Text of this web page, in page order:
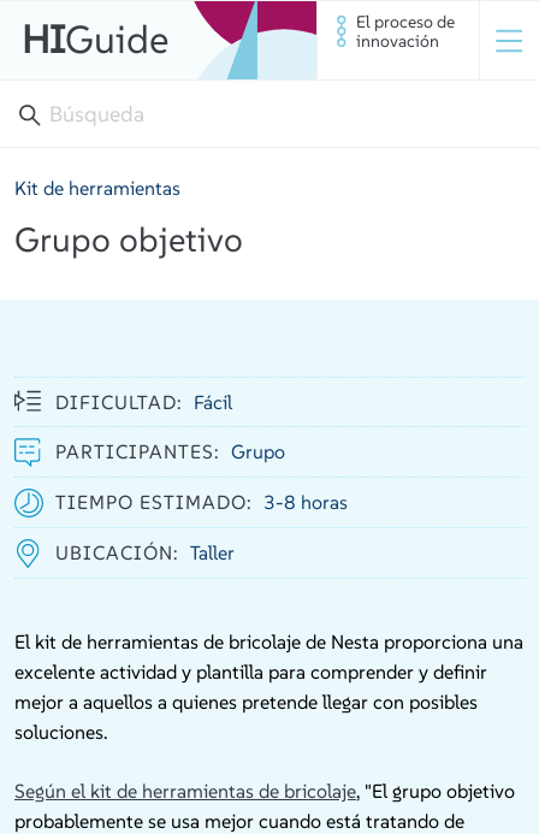
HIGuide
El proceso de
innovación
Kit de herramientas
Grupo objetivo
DIFICULTAD: Fácil
PARTICIPANTES: Grupo
TIEMPO ESTIMADO: 3-8 horas
UBICACIÓN: Taller
El kit de herramientas de bricolaje de Nesta proporciona una
excelente actividad y plantilla para comprender y definir
mejor a aquellos a quienes pretende llegar con posibles
soluciones.
Según el kit de herramientas de bricolaje, "El grupo objetivo
probablemente se usa mejor cuando está tratando de